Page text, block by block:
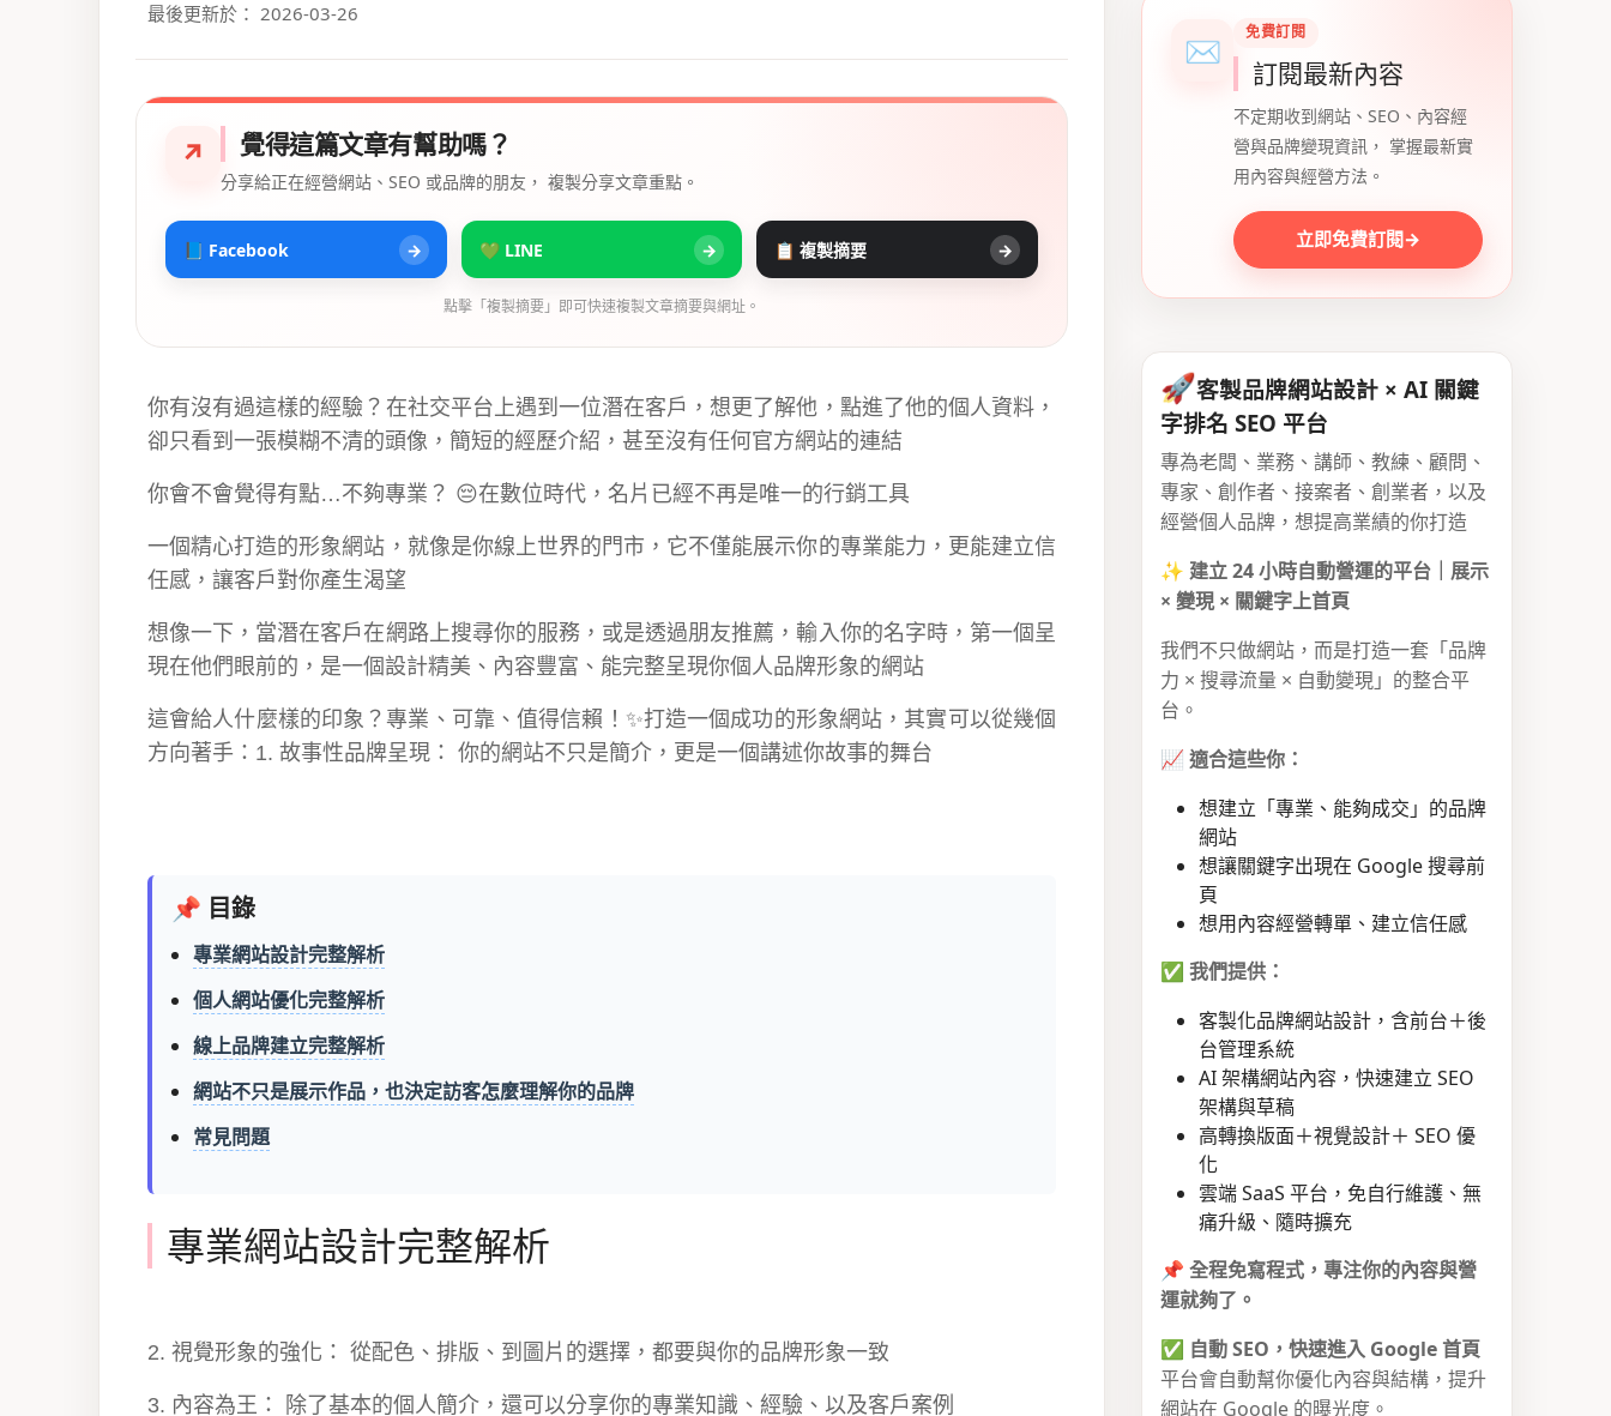
最後更新於： 2026-03-26
↗ 覺得這篇文章有幫助嗎？
分享給正在經營網站、SEO 或品牌的朋友， 複製分享文章重點。
📘 Facebook → 💚 LINE → 📋 複製摘要 →
點擊「複製摘要」即可快速複製文章摘要與網址。
你有沒有過這樣的經驗？在社交平台上遇到一位潛在客戶，想更了解他，點進了他的個人資料，
卻只看到一張模糊不清的頭像，簡短的經歷介紹，甚至沒有任何官方網站的連結
你會不會覺得有點…不夠專業？ 😔在數位時代，名片已經不再是唯一的行銷工具
一個精心打造的形象網站，就像是你線上世界的門市，它不僅能展示你的專業能力，更能建立信
任感，讓客戶對你產生渴望
想像一下，當潛在客戶在網路上搜尋你的服務，或是透過朋友推薦，輸入你的名字時，第一個呈
現在他們眼前的，是一個設計精美、內容豐富、能完整呈現你個人品牌形象的網站
這會給人什麼樣的印象？專業、可靠、值得信賴！✨打造一個成功的形象網站，其實可以從幾個
方向著手：1. 故事性品牌呈現： 你的網站不只是簡介，更是一個講述你故事的舞台
📌 目錄
專業網站設計完整解析
個人網站優化完整解析
線上品牌建立完整解析
網站不只是展示作品，也決定訪客怎麼理解你的品牌
常見問題
專業網站設計完整解析
2. 視覺形象的強化： 從配色、排版、到圖片的選擇，都要與你的品牌形象一致
3. 內容為王： 除了基本的個人簡介，還可以分享你的專業知識、經驗、以及客戶案例
✉ 免費訂閱
訂閱最新內容
不定期收到網站、SEO、內容經
營與品牌變現資訊， 掌握最新實
用內容與經營方法。
立即免費訂閱→
🚀客製品牌網站設計 × AI 關鍵
字排名 SEO 平台
專為老闆、業務、講師、教練、顧問、
專家、創作者、接案者、創業者，以及
經營個人品牌，想提高業績的你打造
✨ 建立 24 小時自動營運的平台｜展示
× 變現 × 關鍵字上首頁
我們不只做網站，而是打造一套「品牌
力 × 搜尋流量 × 自動變現」的整合平
台。
📈 適合這些你：
想建立「專業、能夠成交」的品牌
網站
想讓關鍵字出現在 Google 搜尋前
頁
想用內容經營轉單、建立信任感
✅ 我們提供：
客製化品牌網站設計，含前台＋後
台管理系統
AI 架構網站內容，快速建立 SEO
架構與草稿
高轉換版面＋視覺設計＋ SEO 優
化
雲端 SaaS 平台，免自行維護、無
痛升級、隨時擴充
📌 全程免寫程式，專注你的內容與營
運就夠了。
✅ 自動 SEO，快速進入 Google 首頁
平台會自動幫你優化內容與結構，提升
網站在 Google 的曝光度。